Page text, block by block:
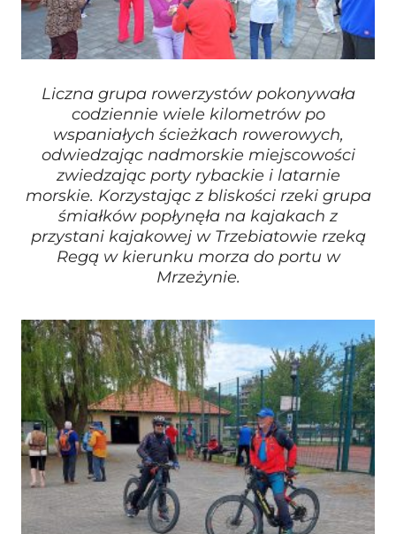
Liczna grupa rowerzystów pokonywała
codziennie wiele kilometrów po
wspaniałych ścieżkach rowerowych,
odwiedzając nadmorskie miejscowości
zwiedzając porty rybackie i latarnie
morskie. Korzystając z bliskości rzeki grupa
śmiałków popłynęła na kajakach z
przystani kajakowej w Trzebiatowie rzeką
Regą w kierunku morza do portu w
Mrzeżynie.